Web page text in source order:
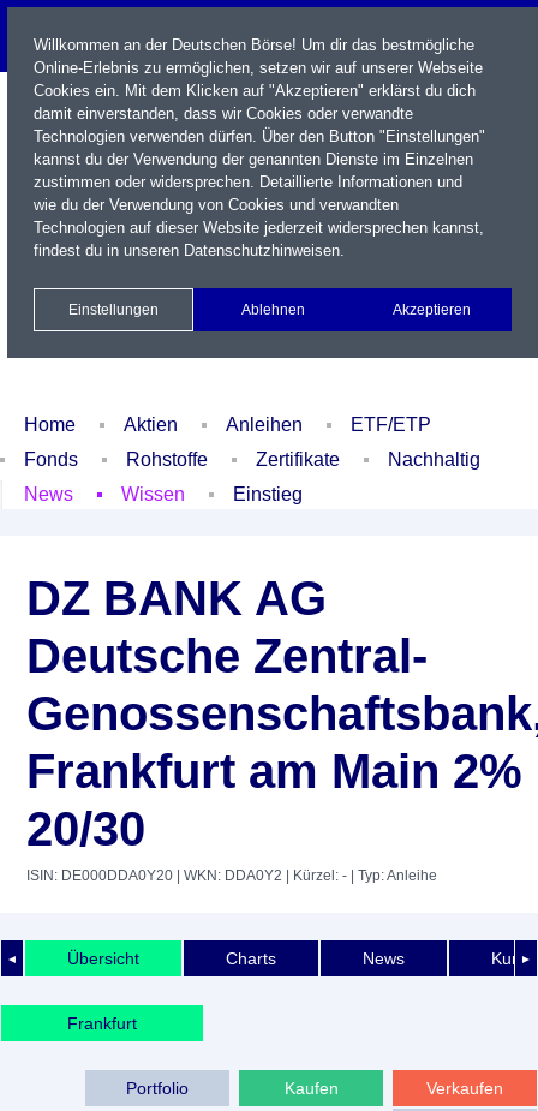
Name / WKN / ISIN / Kürzel
Newsletter Kontakt
Xetra Realtime
Watchlist Portfolio Login
Home Aktien Anleihen
ETF/ETP
Fonds
Rohstoffe Zertifikate
Nachhaltig
News
Wissen Einstieg
DZ BANK AG
Deutsche Zentral-
Frankfurt am Main 2%
20/30
ISIN: DE000DDA0Y20 | WKN: DDA0Y2 | Kürzel: - | Typ: Anleihe
◄ ►
Übersicht Charts News
Frankfurt
Verkaufen
Kaufen
Portfolio
Willkommen an der Deutschen Börse! Um dir das bestmögliche
Online-Erlebnis zu ermöglichen, setzen wir auf unserer Webseite
Cookies ein. Mit dem Klicken auf "Akzeptieren" erklärst du dich
damit einverstanden, dass wir Cookies oder verwandte
Technologien verwenden dürfen. Über den Button "Einstellungen"
kannst du der Verwendung der genannten Dienste im Einzelnen
zustimmen oder widersprechen. Detaillierte Informationen und
wie du der Verwendung von Cookies und verwandten
Technologien auf dieser Website jederzeit widersprechen kannst,
findest du in unseren Datenschutzhinweisen.
Einstellungen Ablehnen Akzeptieren